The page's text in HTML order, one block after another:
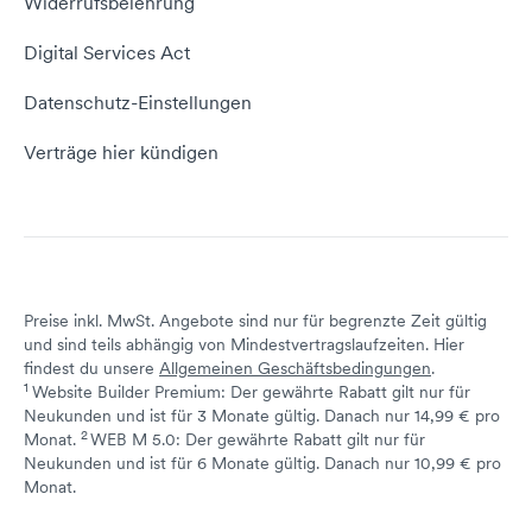
E-Mail-Domain
Server Hosting
Empfehlungsprogramm
Domain Reseller
Status dogado.de
Digital Services Act
Datenschutz-Einstellungen
Verträge hier kündigen
Preise inkl. MwSt. Angebote sind nur für begrenzte Zeit gültig
und sind teils abhängig von Mindestvertragslaufzeiten. Hier
findest du unsere Allgemeinen Geschäftsbedingungen.
1 Website Builder Premium: Der gewährte Rabatt gilt nur für
Neukunden und ist für 3 Monate gültig. Danach nur 14,99 € pro
Monat.↩ 1
2 WEB M 5.0: Der gewährte Rabatt gilt nur für
Neukunden und ist für 6 Monate gültig. Danach nur 10,99 € pro
Monat.↩ 1